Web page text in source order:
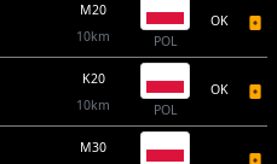
M20
10km
POL
OK
K20
10km
POL
OK
M30